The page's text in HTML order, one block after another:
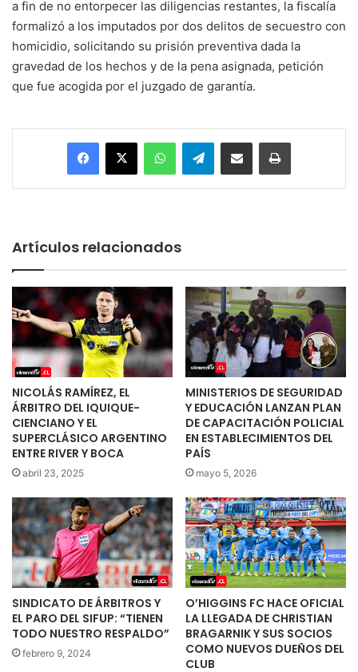
a fin de no entorpecer las diligencias restantes, la fiscalía
formalizó a los imputados por dos delitos de secuestro con
homicidio, solicitando su prisión preventiva dada la
gravedad de los hechos y de la pena asignada, petición
que fue acogida por el juzgado de garantía.
Facebook
X WhatsAppTelegramEnviar vía email Imprimir
Artículos relacionados
NICOLÁS RAMÍREZ, EL
ÁRBITRO DEL IQUIQUE-
CIENCIANO Y EL
SUPERCLÁSICO ARGENTINO
ENTRE RIVER Y BOCA
abril 23, 2025
MINISTERIOS DE SEGURIDAD
Y EDUCACIÓN LANZAN PLAN
DE CAPACITACIÓN POLICIAL
EN ESTABLECIMIENTOS DEL
PAÍS
mayo 5, 2026
SINDICATO DE ÁRBITROS Y
EL PARO DEL SIFUP: “TIENEN
TODO NUESTRO RESPALDO”
febrero 9, 2024
O’HIGGINS FC HACE OFICIAL
LA LLEGADA DE CHRISTIAN
BRAGARNIK Y SUS SOCIOS
COMO NUEVOS DUEÑOS DEL
CLUB